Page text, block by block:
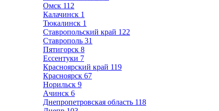
Омск 112
Калачинск 1
Тюкалинск 1
Ставропольский край 122
Ставрополь 31
Пятигорск 8
Ессентуки 7
Красноярский край 119
Красноярск 67
Норильск 9
Ачинск 6
Днепропетровская область 118